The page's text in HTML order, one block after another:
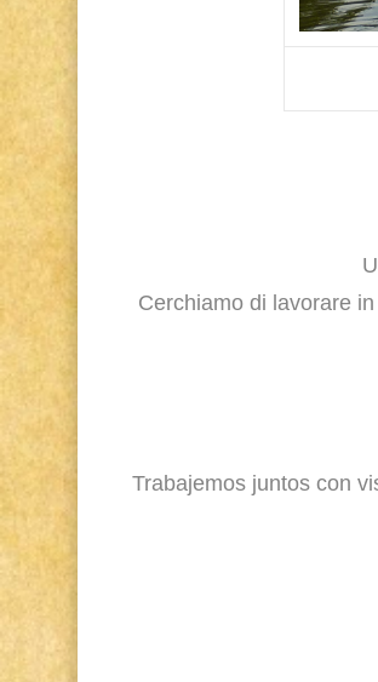
Cerchiamo di lavorare
Trabajemos juntos con